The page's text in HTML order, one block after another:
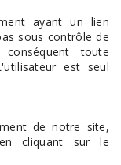
ayant un lien
sous contrôle de
toute
est seul
de notre site,
cliquant sur le